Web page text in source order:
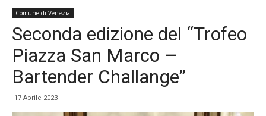
Comune di Venezia
Seconda edizione del “Trofeo
Piazza San Marco –
Bartender Challange”
17 Aprile 2023